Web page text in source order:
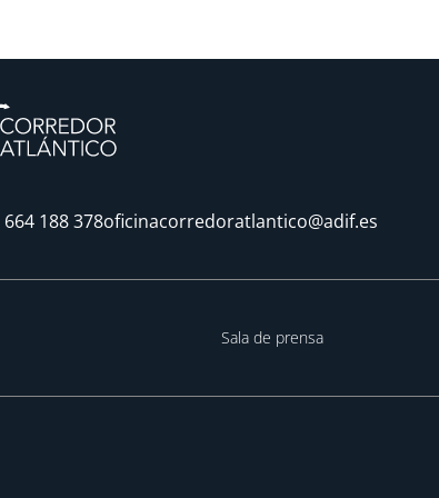
664 188 378oficinacorredoratlantico@adif.es
Sala de prensa